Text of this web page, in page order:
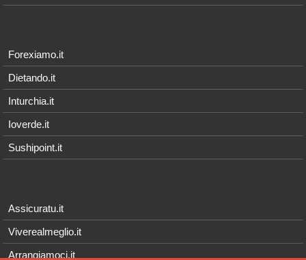
Forexiamo.it
Dietando.it
Inturchia.it
Ioverde.it
Sushipoint.it
Assicuratu.it
Viverealmeglio.it
Arrangiamoci.it